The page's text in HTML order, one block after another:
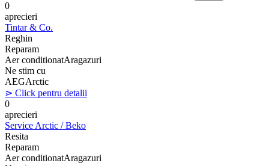
0
aprecieri
Tintar & Co.
Reghin
Reparam
Aer conditionatAragazuri
Ne stim cu
AEGArctic
⋗ Click pentru detalii
0
aprecieri
Service Arctic / Beko
Resita
Reparam
Aer conditionatAragazuri